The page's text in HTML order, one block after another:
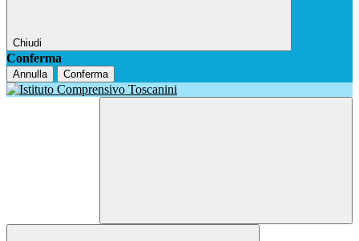
Chiudi
Conferma
Annulla Conferma